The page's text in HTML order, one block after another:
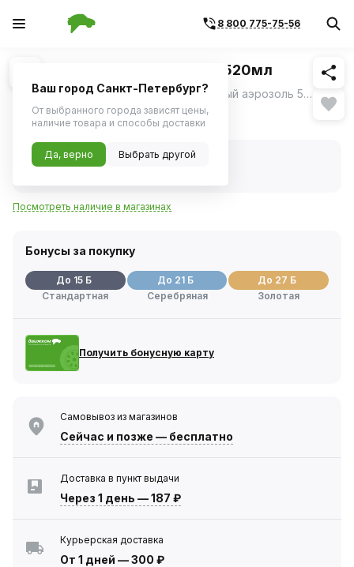
8 800 775-75-56
1/2 Похожие
Грунт белый аэрозоль KUDO 520мл
Высококачественный грунт KUDO белый аэрозоль 520мл (KU-2004) профессиональное решение для подготовки поверхностей к окраске.
290 ₽
В наличии
Код товара:239999
Посмотреть наличие в магазинах
Бонусы за покупку
До 15 Б
Стандартная
До 21 Б
Серебряная
До 27 Б
Золотая
Получить бонусную карту
Самовывоз из магазинов
Сейчас и позже — бесплатно
Доставка в пункт выдачи
Через 1 день —187 ₽
Курьерская доставка
От 1 дней —300 ₽
Ваш город Санкт-Петербург?
От выбранного города зависят цены,
наличие товара и способы доставки
Да, верно Выбрать другой